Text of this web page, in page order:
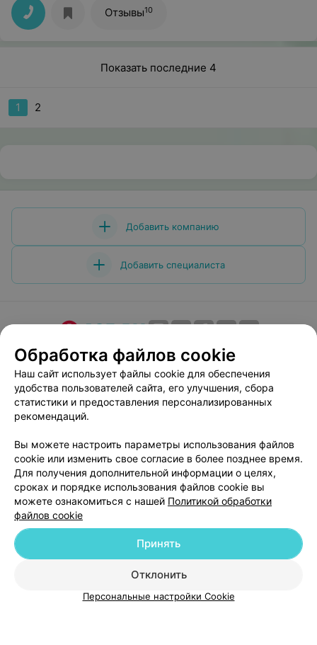
Отзывы10
Показать последние 4
1 2
Добавить компанию
Добавить специалиста
О проекте Новости проекта
Размещение рекламы
Медицинский маркетинг
Публичный договор
Пользовательское соглашение
Способы оплаты
Партнеры
Написать в поддержку
Персональные настройки cookie
Обработка персональных данных
г. Минск, улица Толбухина, 2, пом. 16 | help@103.by
Обработка файлов cookie
Наш сайт использует файлы cookie для обеспечения
удобства пользователей сайта, его улучшения, сбора
статистики и предоставления персонализированных
рекомендаций.
Вы можете настроить параметры использования файлов
cookie или изменить свое согласие в более позднее время.
Для получения дополнительной информации о целях,
сроках и порядке использования файлов cookie вы
можете ознакомиться с нашей Политикой обработки
файлов cookie
Отклонить
Принять
Персональные настройки Cookie